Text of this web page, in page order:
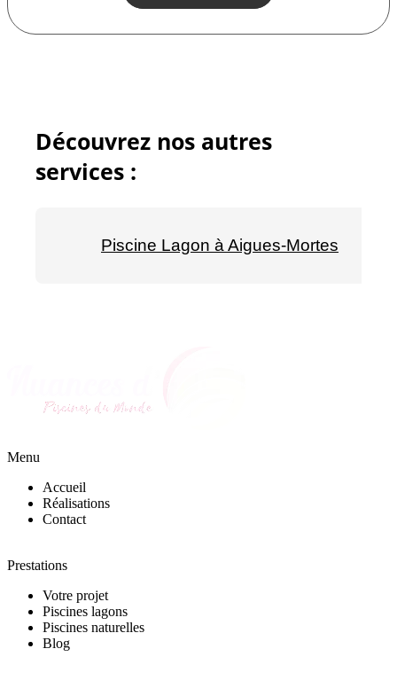
Découvrez nos autres
services :
Piscine Lagon à Aigues-Mortes
Menu
Accueil
Réalisations
Contact
Prestations
Votre projet
Piscines lagons
Piscines naturelles
Blog